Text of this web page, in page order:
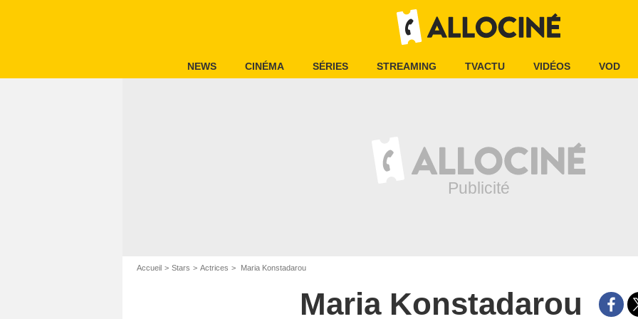
NEWS CINÉMA SÉRIES STREAMING TVACTU VIDÉOS VOD
Accueil Stars Actrices Maria Konstadarou
Maria Konstadarou